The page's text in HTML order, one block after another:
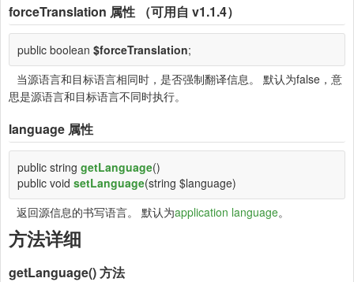
forceTranslation 属性 （可用自 v1.1.4）
public boolean $forceTranslation;
当源语言和目标语言相同时，是否强制翻译信息。 默认为false，意
思是源语言和目标语言不同时执行。
language 属性
public string getLanguage()
public void setLanguage(string $language)
返回源信息的书写语言。 默认为application language。
方法详细
getLanguage()方法